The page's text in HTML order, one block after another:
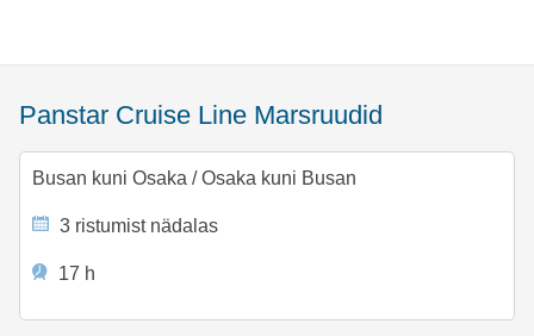
Panstar Cruise Line Marsruudid
Busan kuni Osaka /Osaka kuni Busan
3 ristumist nädalas
17 h